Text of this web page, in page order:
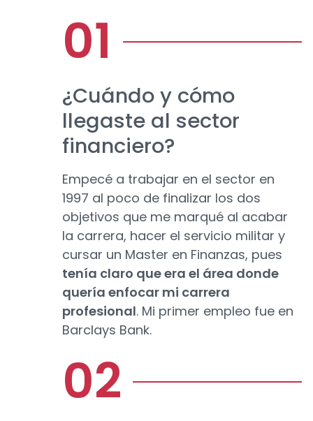
¿Cuándo y cómo
llegaste al sector
financiero?
Empecé a trabajar en el sector en
1997 al poco de finalizar los dos
objetivos que me marqué al acabar
la carrera, hacer el servicio militar y
cursar un Master en Finanzas, pues
tenía claro que era el área donde
quería enfocar mi carrera
profesional. Mi primer empleo fue en
Barclays Bank.